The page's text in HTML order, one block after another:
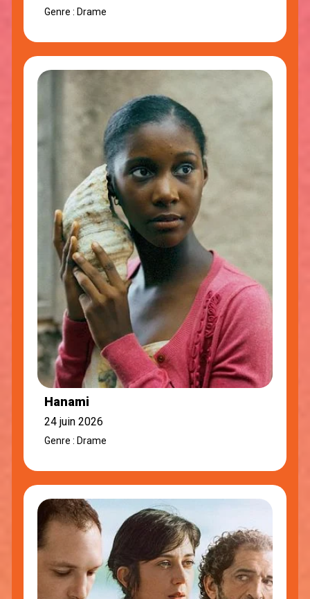
Genre : Drame
Hanami
24 juin 2026
Genre : Drame